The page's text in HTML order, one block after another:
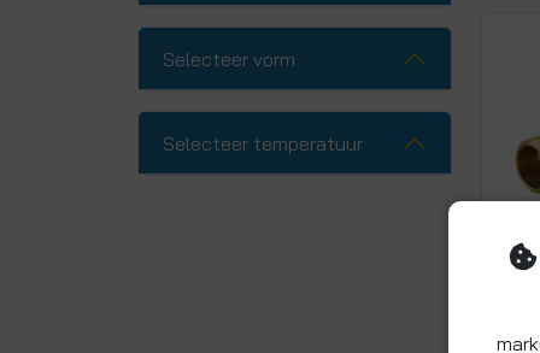
Selecteer vorm
Selecteer temperatuur